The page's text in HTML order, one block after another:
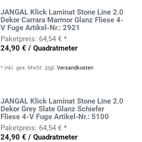
JANGAL Klick Laminat Stone Line 2.0
Dekor Carrara Marmor Glanz Fliese 4-
V Fuge Artikel-Nr.: 2921
64,54 € *
24,90 € / Quadratmeter
* inkl. ges. MwSt. zzgl.Versandkosten
JANGAL Klick Laminat Stone Line 2.0
Dekor Grey Slate Glanz Schiefer
Fliese 4-V Fuge Artikel-Nr.: 5100
64,54 € *
24,90 € / Quadratmeter